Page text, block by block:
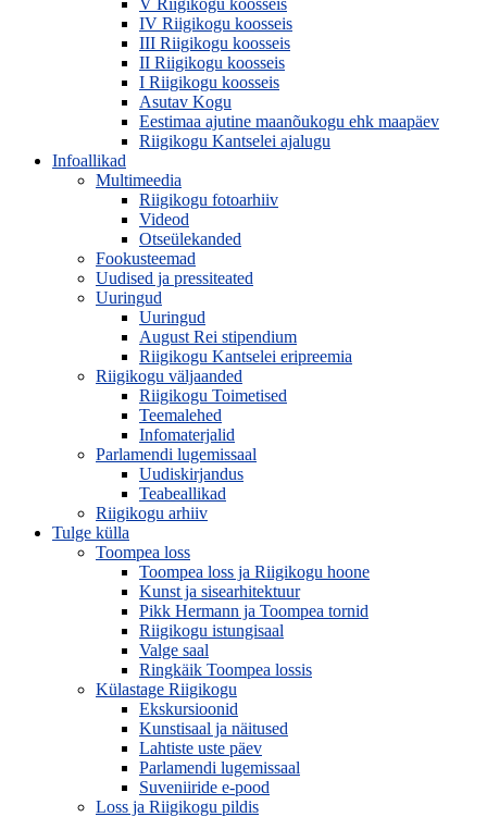
IV Riigikogu koosseis
III Riigikogu koosseis
II Riigikogu koosseis
I Riigikogu koosseis
Asutav Kogu
Eestimaa ajutine maanõukogu ehk maapäev
Riigikogu Kantselei ajalugu
Infoallikad
Multimeedia
Riigikogu fotoarhiiv
Videod
Otseülekanded
Fookusteemad
Uudised ja pressiteated
Uuringud
Uuringud
August Rei stipendium
Riigikogu Kantselei eripreemia
Riigikogu väljaanded
Riigikogu Toimetised
Teemalehed
Infomaterjalid
Parlamendi lugemissaal
Uudiskirjandus
Teabeallikad
Riigikogu arhiiv
Tulge külla
Toompea loss
Toompea loss ja Riigikogu hoone
Kunst ja sisearhitektuur
Pikk Hermann ja Toompea tornid
Riigikogu istungisaal
Valge saal
Ringkäik Toompea lossis
Külastage Riigikogu
Ekskursioonid
Kunstisaal ja näitused
Lahtiste uste päev
Parlamendi lugemissaal
Suveniiride e-pood
Loss ja Riigikogu pildis